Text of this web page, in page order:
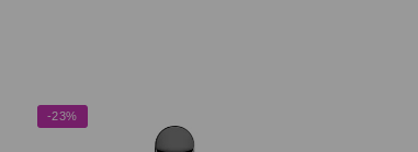
-23%